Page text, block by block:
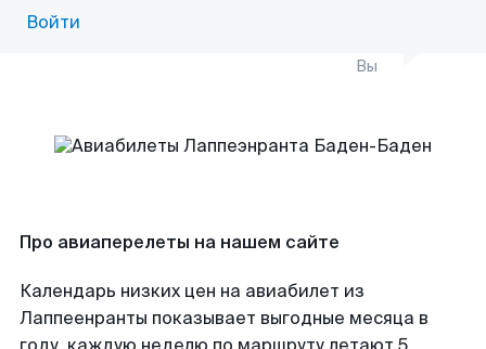
Войти
Вы
Про авиаперелеты на нашем сайте
Календарь низких цен на авиабилет из
Лаппеенранты показывает выгодные месяца в